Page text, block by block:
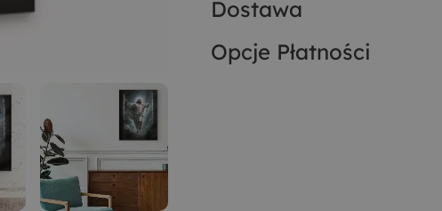
Dostawa
Opcje Płatności